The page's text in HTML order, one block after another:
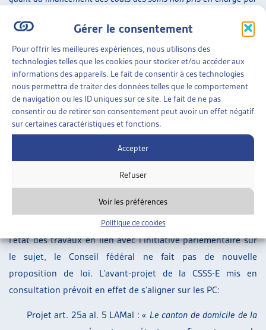
Gérer le consentement
Pour offrir les meilleures expériences, nous utilisons des
technologies telles que les cookies pour stocker et/ou accéder aux
informations des appareils. Le fait de consentir à ces technologies
nous permettra de traiter des données telles que le comportement
de navigation ou les ID uniques sur ce site. Le fait de ne pas
consentir ou de retirer son consentement peut avoir un effet négatif
sur certaines caractéristiques et fonctions.
Accepter
Refuser
Voir les préférences
Politique de cookies
domicile (à l’instar du droit applicable en matière de prestations
complémentaires et d’aide sociale) ou si l’entrée dans un home
ou dans un établissement médico-social (valant création d’un
nouveau domicile) entraîne la compétence en matière de
financement résiduel du canton où se situe l’établissement »
Tribunal fédéral a alors indiqué que« jusqu’à l’entrée en
vigueur d’une réglementation de droit fédéral, la compétence
en matière de financement résiduel dans les rapports
intercantonaux se détermine selon le principe du domicile »
Dans son rapport, le Conseil fédéral indique qu’une solution
analogue aux PC garantirait plus de clarté. Etant donné
l’état des travaux en lien avec l’initiative parlementaire sur
le sujet, le Conseil fédéral ne fait pas de nouvelle
proposition de loi. L’avant-projet de la CSSS-E mis en
consultation prévoit en effet de s’aligner sur les PC:
Projet art. 25a al. 5 LAMal :« Le canton de domicile de la